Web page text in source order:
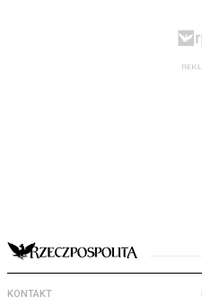
KONTAKT